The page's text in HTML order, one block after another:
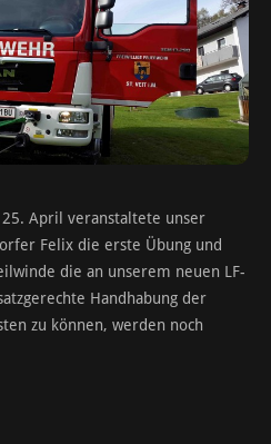
April veranstaltete unser
Felix die erste Übung und
die an unserem neuen LF-
Handhabung der
zu können, werden noch